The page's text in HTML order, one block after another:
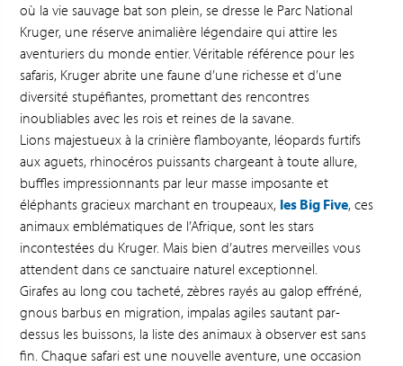
où la vie sauvage bat son plein, se dresse le Parc National
Kruger, une réserve animalière légendaire qui attire les
aventuriers du monde entier. Véritable référence pour les
safaris, Kruger abrite une faune d’une richesse et d’une
diversité stupéfiantes, promettant des rencontres
inoubliables avec les rois et reines de la savane.
Lions majestueux à la crinière flamboyante, léopards furtifs
aux aguets, rhinocéros puissants chargeant à toute allure,
buffles impressionnants par leur masse imposante et
éléphants gracieux marchant en troupeaux, les Big Five, ces
animaux emblématiques de l’Afrique, sont les stars
incontestées du Kruger. Mais bien d’autres merveilles vous
attendent dans ce sanctuaire naturel exceptionnel.
Girafes au long cou tacheté, zèbres rayés au galop effréné,
gnous barbus en migration, impalas agiles sautant par-
dessus les buissons, la liste des animaux à observer est sans
fin. Chaque safari est une nouvelle aventure, une occasion